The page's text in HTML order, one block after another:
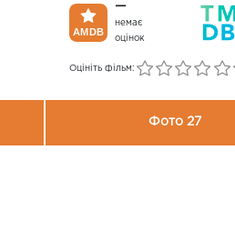
—
немає
оцінок
Оцініть фільм:
Фото 27